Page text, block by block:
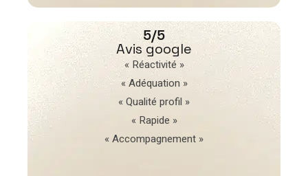
5/5
Avis google
« Réactivité »
« Adéquation »
« Qualité profil »
« Rapide »
« Accompagnement »